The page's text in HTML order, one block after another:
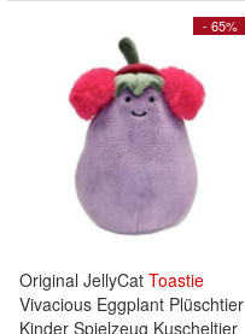
- 65%
Original JellyCat Toastie
Vivacious Eggplant Plüschtier
Kinder Spielzeug Kuscheltier